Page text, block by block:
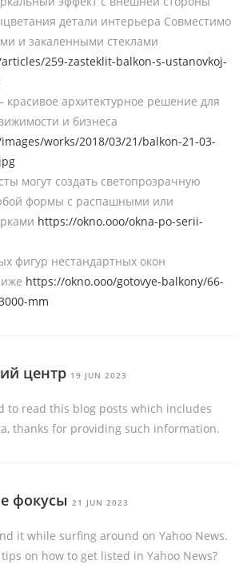
детали интерьера Совместимо
и закаленными стеклами
259-zasteklit-balkon-s-ustanovkoj-
красивое архитектурное решение для
и бизнеса
works/2018/03/21/balkon-21-03-
могут создать светопрозрачную
формы с распашными или
https://okno.ooo/okna-po-serii-
фигур нестандартных окон
https://okno.ooo/gotovye-balkony/66-
mm
центр 19 JUN 2023
to read this blog posts which includes
thanks for providing such information.
фокусы 21 JUN 2023
it while surfing around on Yahoo News.
on how to get listed in Yahoo News?